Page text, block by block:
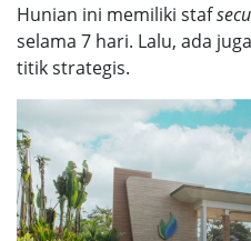
Hunian ini memiliki staf
selama 7 hari. Lalu, ada
titik strategis.